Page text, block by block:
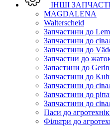
ІНШІ
MAGDALENA
Walterscheid
Запчастини до
Запчастини до
Запчастини до
Запчастни до
Запастини до
Запчастини до
Запчастини до
Запчастини до
Запчастини до
Паси до
Фільтри до